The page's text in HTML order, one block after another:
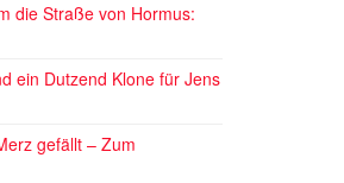
die Straße von Hormus:
ein Dutzend Klone für Jens
gefällt – Zum